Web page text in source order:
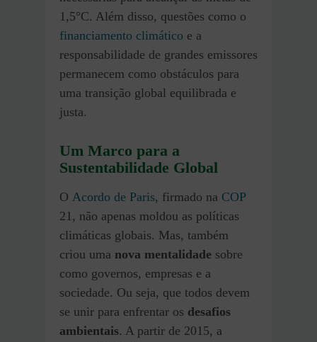
1,5°C. Além disso, questões como o
financiamento climático e a
responsabilidade de grandes emissores
permanecem como obstáculos para
uma transição global equilibrada e
justa.
Um Marco para a
Sustentabilidade Global
O Acordo de Paris, firmado na COP
21, não apenas moldou as políticas
climáticas globais. Mas, também
criou uma nova mentalidade sobre
como governos, empresas e a
sociedade. Ou seja, que todos devem
se unir para enfrentar os desafios
ambientais. A partir de 2015, a